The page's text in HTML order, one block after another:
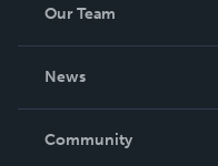
Our Team
News
In The News
Community